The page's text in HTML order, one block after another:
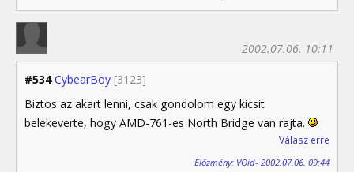
#534 CybearBoy [3123]
2002.07.06. 10:11
Biztos az akart lenni, csak gondolom egy kicsit
belekeverte, hogy AMD-761-es North Bridge van rajta.
Válasz erre
Előzmény: VOid- 2002.07.06. 09:44